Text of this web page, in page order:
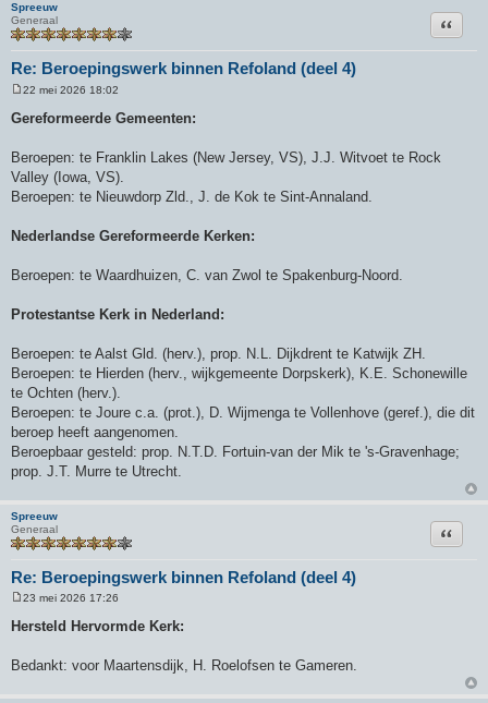
Spreeuw
Generaal
Re: Beroepingswerk binnen Refoland (deel 4)
Citeer
r
h
t
22 mei 2026 18:02
Gereformeerde Gemeenten:
Beroepen: te Franklin Lakes (New Jersey, VS), J.J. Witvoet te Rock
Valley (Iowa, VS).
Beroepen: te Nieuwdorp Zld., J. de Kok te Sint-Annaland.
Nederlandse Gereformeerde Kerken:
Beroepen: te Waardhuizen, C. van Zwol te Spakenburg-Noord.
Protestantse Kerk in Nederland:
Beroepen: te Aalst Gld. (herv.), prop. N.L. Dijkdrent te Katwijk ZH.
Beroepen: te Hierden (herv., wijkgemeente Dorpskerk), K.E. Schonewille
te Ochten (herv.).
Beroepen: te Joure c.a. (prot.), D. Wijmenga te Vollenhove (geref.), die dit
beroep heeft aangenomen.
Beroepbaar gesteld: prop. N.T.D. Fortuin-van der Mik te 's-Gravenhage;
prop. J.T. Murre te Utrecht.
Spreeuw
Generaal
Re: Beroepingswerk binnen Refoland (deel 4)
Citeer
r
h
23 mei 2026 17:26
Hersteld Hervormde Kerk:
Bedankt: voor Maartensdijk, H. Roelofsen te Gameren.